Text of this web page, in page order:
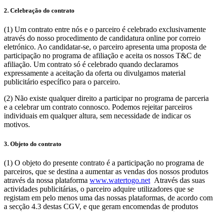
2. Celebração do contrato
(1) Um contrato entre nós e o parceiro é celebrado exclusivamente
através do nosso procedimento de candidatura online por correio
eletrónico. Ao candidatar-se, o parceiro apresenta uma proposta de
participação no programa de afiliação e aceita os nossos T&C de
afiliação. Um contrato só é celebrado quando declaramos
expressamente a aceitação da oferta ou divulgamos material
publicitário específico para o parceiro.
(2) Não existe qualquer direito a participar no programa de parceria
e a celebrar um contrato connosco. Podemos rejeitar parceiros
individuais em qualquer altura, sem necessidade de indicar os
motivos.
3. Objeto do contrato
(1) O objeto do presente contrato é a participação no programa de
parceiros, que se destina a aumentar as vendas dos nossos produtos
através da nossa plataforma www.watertogo.net Através das suas
actividades publicitárias, o parceiro adquire utilizadores que se
registam em pelo menos uma das nossas plataformas, de acordo com
a secção 4.3 destas CGV, e que geram encomendas de produtos